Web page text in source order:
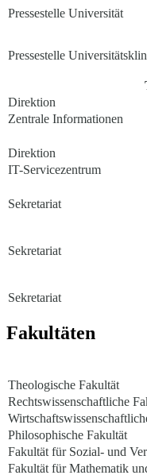
Pressestelle Universität
Pressestelle
Direktion
Zentrale Informationen
Direktion
IT-Servicezentrum
Sekretariat
Sekretariat
Sekretariat
Fakultäten
Theologische Fakultät
Rechtswissenschaftliche
Philosophische Fakultät
Fakultät für Sozial- und
Fakultät für Mathematik